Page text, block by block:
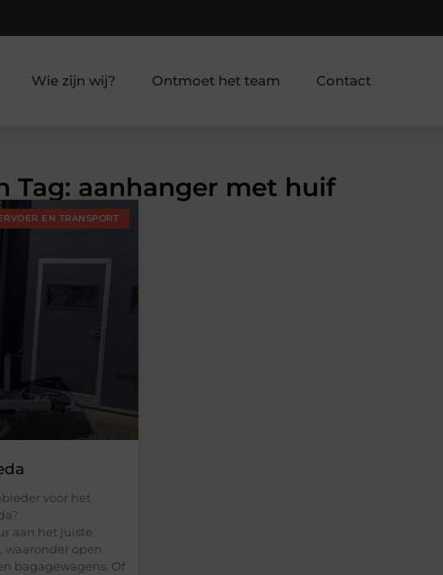
Wie zijn wij? Ontmoet het team Contact
Tag: aanhanger met huif
EN TRANSPORT
voor het
aan het juiste
waaronder open
bagagewagens. Of